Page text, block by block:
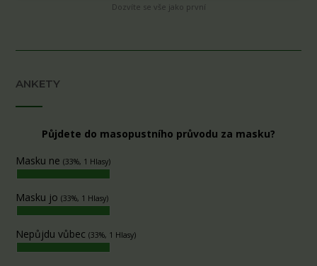
Dozvíte se vše jako první
ANKETY
Půjdete do masopustního průvodu za masku?
Masku ne (33%, 1 Hlasy)
Masku jo (33%, 1 Hlasy)
Nepůjdu vůbec (33%, 1 Hlasy)